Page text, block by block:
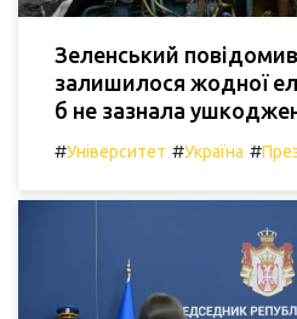
Зеленський
залишилося жодної
б не зазнала
#Університет #Україна #